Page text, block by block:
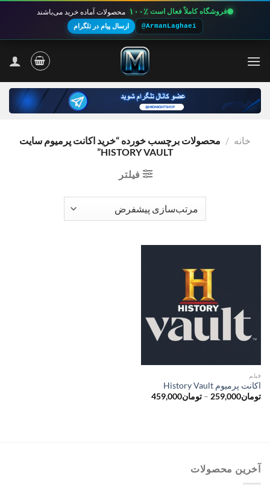
فروشگاه کاملاً فعال است ۱۰۰٪ محصولات آماده خرید می‌باشند
@ArmanLaghaei ارسال پیام در تلگرام
خانه / محصولات برچسب خورده “خرید اکانت پرمیوم سایت
HISTORY VAULT”
فیلتر
فیلم
اکانت پرمیوم History Vault
تومان259,000
– تومان459,000محدوده
آخرین محصولات